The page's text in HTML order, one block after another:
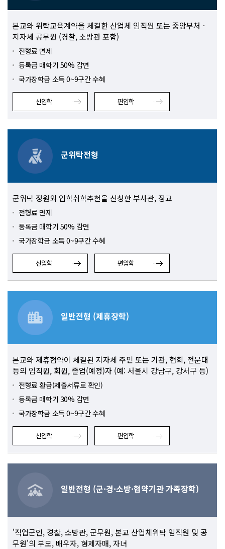
본교와 위탁교육계약을 체결한 산업체 임직원 또는 중앙부처ㆍ
지자체 공무원 (경찰, 소방관 포함)
전형료 면제
등록금 매학기 50% 감면
국가장학금 소득 0~9구간 수혜
신입학 편입학
군위탁전형
군위탁 정원외 입학취학추천을 신청한 부사관, 장교
전형료 면제
등록금 매학기 50% 감면
국가장학금 소득 0~9구간 수혜
신입학 편입학
일반전형 (제휴장학)
본교와 제휴협약이 체결된 지자체 주민 또는 기관, 협회, 전문대
등의 임직원, 회원, 졸업(예정)자 (예: 서울시 강남구, 강서구 등)
전형료 환급(제출서류로 확인)
등록금 매학기 30% 감면
국가장학금 소득 0~9구간 수혜
신입학 편입학
일반전형 (군·경·소방·협약기관 가족장학)
'직업군인, 경찰, 소방관, 군무원, 본교 산업체위탁 임직원 및 공
무원'의 부모, 배우자, 형제자매, 자녀